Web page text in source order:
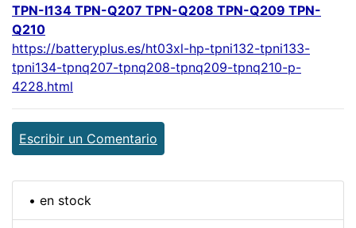
TPN-I134 TPN-Q207 TPN-Q208 TPN-Q209 TPN-
Q210
https://batteryplus.es/ht03xl-hp-tpni132-tpni133-
tpni134-tpnq207-tpnq208-tpnq209-tpnq210-p-
4228.html
Escribir un Comentario
• en stock